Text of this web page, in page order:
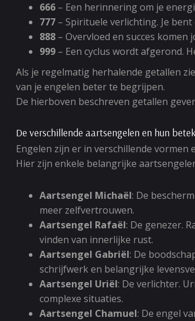
666 – Een herinnering om je
777 – Spirituele verlichting. Je
888 – Overvloed en succes komen
999 – Een cyclus wordt afgerond.
Als je regelmatig herhalende getallen
van je engelen beter te begrijpen.
De hierboven beschreven getallen
De verschillende aartsengelen en hun
Engelen zijn er in verschillende
Hier zijn enkele belangrijke
Aartsengel Michaël: De
meer zelfvertrouwen.
Aartsengel Rafaël: De genezer.
vinden van innerlijke rust.
Aartsengel Gabriël: De
schrijfwerk en belangrijke
Aartsengel Uriël: De verlichter.
complexe situaties.
Aartsengel Chamuel: De engel